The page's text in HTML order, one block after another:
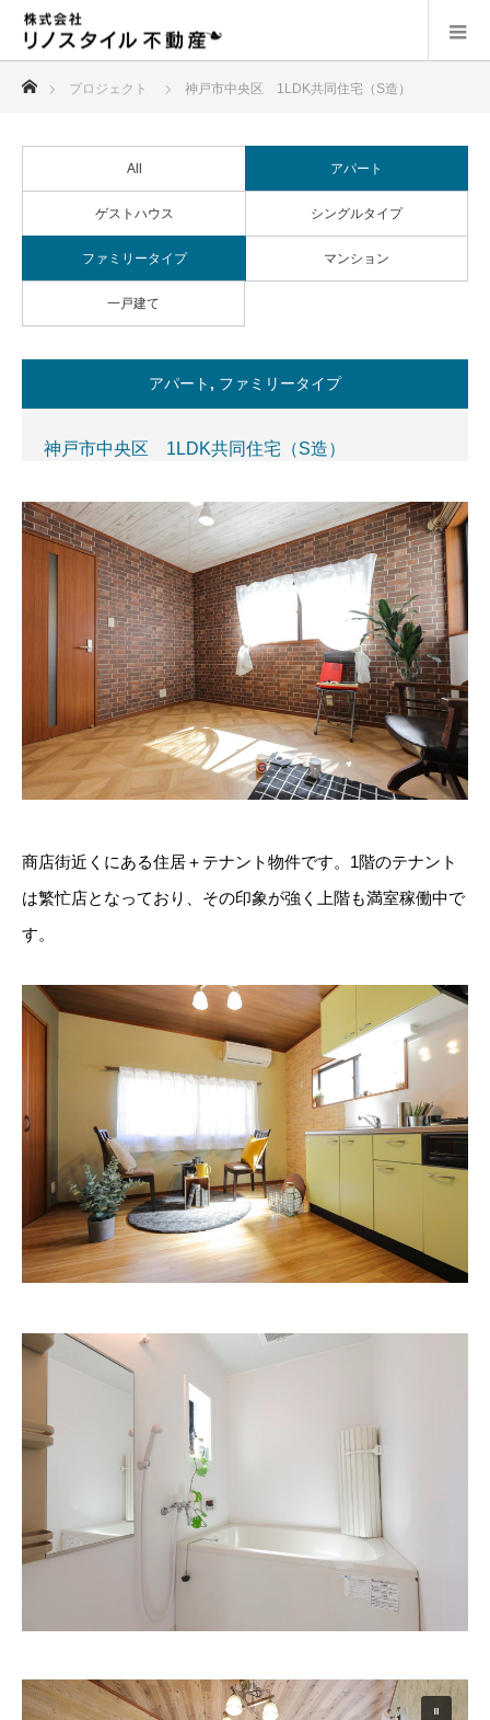
プロジェクト 神戸市中央区 1LDK共同住宅（S造）
All アパート
ゲストハウス シングルタイプ
ファミリータイプ マンション
一戸建て
アパート , ファミリータイプ
神戸市中央区 1LDK共同住宅（S造）
商店街近くにある住居＋テナント物件です。1階のテナント
は繁忙店となっており、その印象が強く上階も満室稼働中で
す。